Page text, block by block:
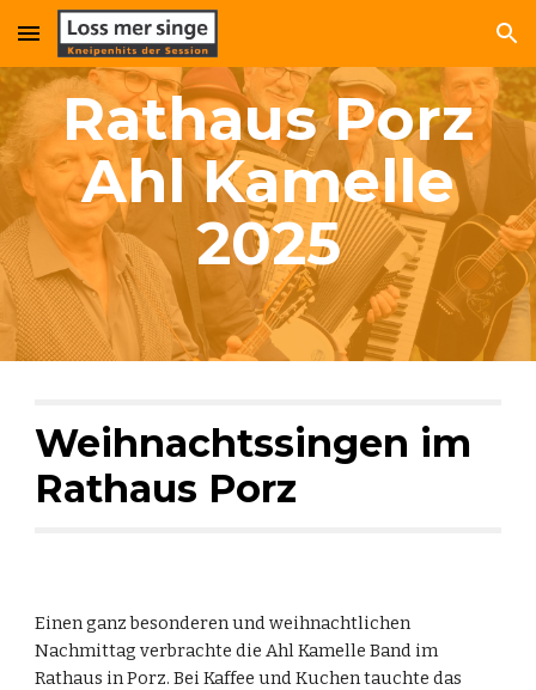
Skip to main content Skip to navigation
Rathaus Porz
Ahl Kamelle
2025
Weihnachtssingen im
Rathaus Porz
Einen ganz besonderen und weihnachtlichen
Nachmittag verbrachte die Ahl Kamelle Band im
Rathaus in Porz. Bei Kaffee und Kuchen tauchte das